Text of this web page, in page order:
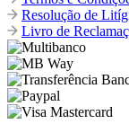
Resolução de
Livro de